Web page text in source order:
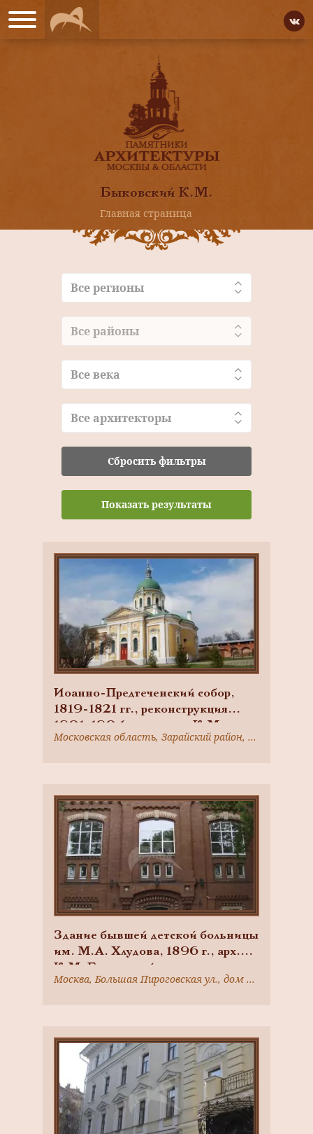
Быковский К.М.
Главная страница
Все регионы
Все районы
Все века
Все архитекторы
Сбросить фильтры
Показать результаты
Иоанно-Предтеченский собор,
1819-1821 гг., реконструкция
1901-1904 гг., проект К.М.
Быковский, строил К.К. Гиппиус,
Московская область, Зарайский район, г. Зарайск, Музейная ул.
Здание бывшей детской больницы
им. М.А. Хлудова, 1896 г., арх.
К.М. Быковский
Москва, Большая Пироговская ул., дом 19, строение 1